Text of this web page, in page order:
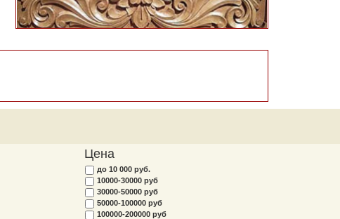
Цена
до 10 000 руб.
10000-30000 руб
30000-50000 руб
50000-100000 руб
100000-200000 руб